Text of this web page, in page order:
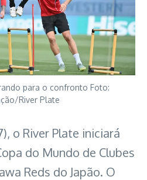
para o confronto Foto:
River Plate
o River Plate iniciará
do Mundo de Clubes
Reds do Japão. O